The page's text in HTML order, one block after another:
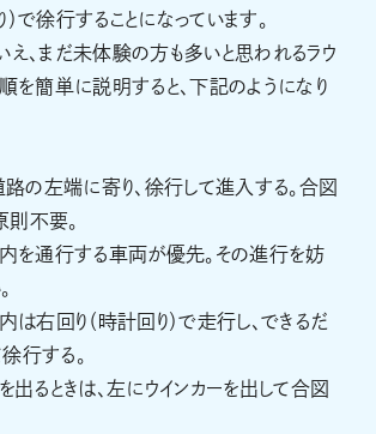
で徐行することになっています。
え、まだ未体験の方も多いと思われるラウ
順を簡単に説明すると、下記のようになり
の左端に寄り、徐行して進入する。合図
不要。
を通行する車両が優先。その進行を妨
右回り（時計回り）で走行し、できるだ
行する。
るときは、左にウインカーを出して合図